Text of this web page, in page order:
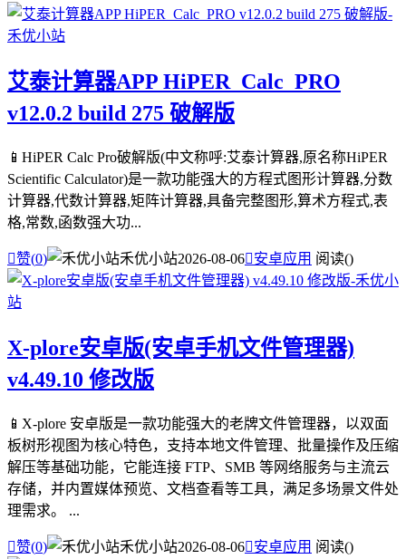
艾泰计算器APP HiPER_Calc_PRO
v12.0.2 build 275 破解版
📱HiPER Calc Pro破解版(中文称呼:艾泰计算器,原名称HiPER
Scientific Calculator)是一款功能强大的方程式图形计算器,分数
计算器,代数计算器,矩阵计算器,具备完整图形,算术方程式,表
格,常数,函数强大功...
赞(0) 禾优小站2026-08-06安卓应用 阅读()
X-plore安卓版(安卓手机文件管理器)
v4.49.10 修改版
📱X-plore 安卓版是一款功能强大的老牌文件管理器，以双面
板树形视图为核心特色，支持本地文件管理、批量操作及压缩
解压等基础功能，它能连接 FTP、SMB 等网络服务与主流云
存储，并内置媒体预览、文档查看等工具，满足多场景文件处
理需求。 ...
赞(0) 禾优小站2026-08-06安卓应用 阅读()